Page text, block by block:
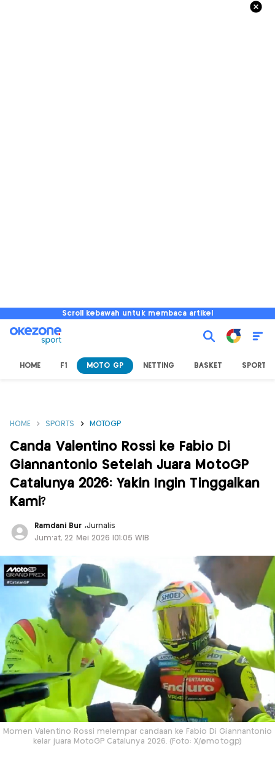
Scroll kebawah untuk membaca artikel
HOME F1 MOTO GP NETTING BASKET SPORT
HOME SPORTS MOTOGP
Canda Valentino Rossi ke Fabio Di
Giannantonio Setelah Juara MotoGP
Catalunya 2026: Yakin Ingin Tinggalkan
Kami?
Ramdani Bur ,Jurnalis
Jum'at, 22 Mei 2026 |01:05 WIB
Momen Valentino Rossi melempar candaan ke Fabio Di Giannantonio
kelar juara MotoGP Catalunya 2026. (Foto: X/@motogp)